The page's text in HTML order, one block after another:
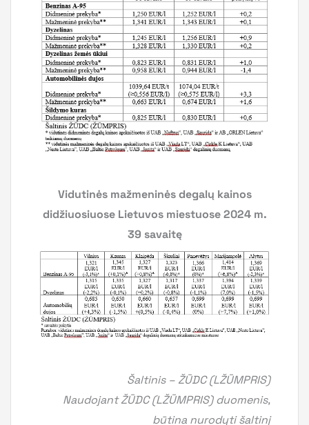
Vidutinės mažmeninės degalų kainos
didžiuosiuose Lietuvos miestuose 2024 m.
39 savaitę
Šaltinis – ŽŪDC (LŽŪMPRIS)
Naudojant ŽŪDC (LŽŪMPRIS) duomenis,
būtina nurodyti šaltinį